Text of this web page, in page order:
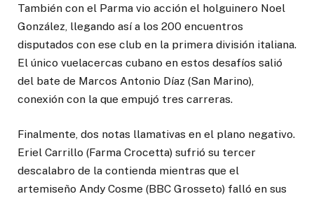
También con el Parma vio acción el holguinero Noel
González, llegando así a los 200 encuentros
disputados con ese club en la primera división italiana.
El único vuelacercas cubano en estos desafíos salió
del bate de Marcos Antonio Díaz (San Marino),
conexión con la que empujó tres carreras.
Finalmente, dos notas llamativas en el plano negativo.
Eriel Carrillo (Farma Crocetta) sufrió su tercer
descalabro de la contienda mientras que el
artemiseño Andy Cosme (BBC Grosseto) falló en sus